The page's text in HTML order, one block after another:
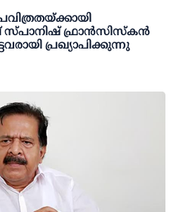
സ്പാനിഷ് ഫ്രാന്‍സിസ്‌കന്‍
പ്രഖ്യാപിക്കുന്നു